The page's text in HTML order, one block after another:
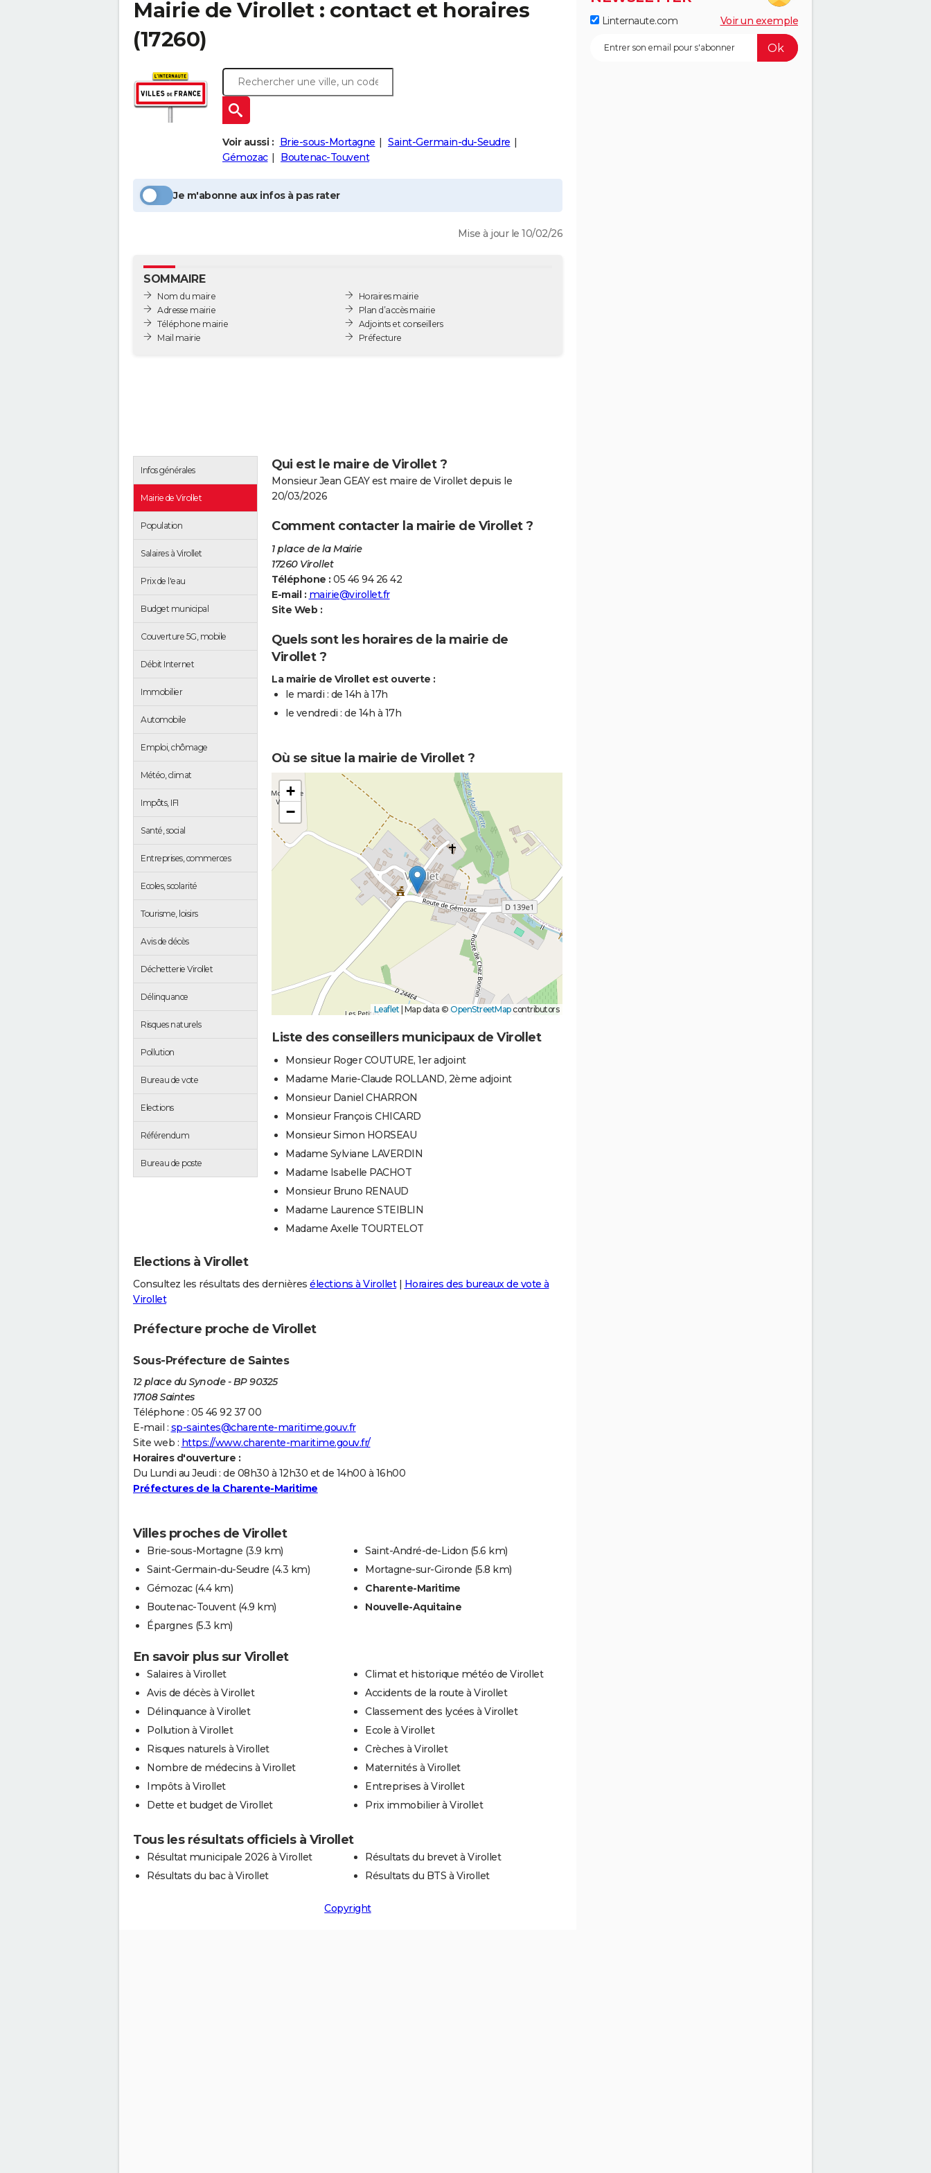
Mairie de Virollet: contact et horaires
(17260)
Voir aussi : Brie-sous-Mortagne
Saint-Germain-du-Seudre
Gémozac
Boutenac-Touvent
Je m'abonne aux infos à pas rater
Mise à jour le 10/02/26
SOMMAIRE
Nom du maire
Adresse mairie
Téléphone mairie
Mail mairie
Horaires mairie
Plan d’accès mairie
Adjoints et conseillers
Préfecture
Infos générales
Mairie de Virollet
Population
Salaires à Virollet
Prix de l'eau
Budget municipal
Couverture 5G, mobile
Débit Internet
Immobilier
Automobile
Emploi, chômage
Météo, climat
Impôts, IFI
Santé, social
Entreprises, commerces
Ecoles, scolarité
Tourisme, loisirs
Avis de décès
Déchetterie Virollet
Délinquance
Risques naturels
Pollution
Bureau de vote
Elections
Référendum
Bureau de poste
Qui est le maire de Virollet ?
Monsieur Jean GEAY est maire de Virollet depuis le
20/03/2026
Comment contacter la mairie de Virollet ?
1 place de la Mairie
17260 Virollet
Téléphone : 05 46 94 26 42
E-mail : mairie@virollet.fr
Site Web :
Quels sont les horaires de la mairie de
Virollet ?
La mairie de Virollet est ouverte :
le mardi : de 14h à 17h
le vendredi : de 14h à 17h
Où se situe la mairie de Virollet ?
+
−
Leaflet Map data © OpenStreetMapcontributors
Liste des conseillers municipaux de Virollet
Monsieur Roger COUTURE, 1er adjoint
Madame Marie-Claude ROLLAND, 2ème adjoint
Monsieur Daniel CHARRON
Monsieur François CHICARD
Monsieur Simon HORSEAU
Madame Sylviane LAVERDIN
Madame Isabelle PACHOT
Monsieur Bruno RENAUD
Madame Laurence STEIBLIN
Madame Axelle TOURTELOT
Elections à Virollet
Consultez les résultats des dernières élections à Virollet| Horaires des bureaux de vote à
Virollet
Préfecture proche de Virollet
Sous-Préfecture de Saintes
12 place du Synode - BP 90325
17108 Saintes
Téléphone : 05 46 92 37 00
E-mail : sp-saintes@charente-maritime.gouv.fr
Site web : https://www.charente-maritime.gouv.fr/
Horaires d'ouverture :
Du Lundi au Jeudi : de 08h30 à 12h30 et de 14h00 à 16h00
Préfectures de la Charente-Maritime
Villes proches de Virollet
Brie-sous-Mortagne (3.9 km)
Saint-Germain-du-Seudre (4.3 km)
Gémozac (4.4 km)
Boutenac-Touvent (4.9 km)
Épargnes (5.3 km)
Saint-André-de-Lidon (5.6 km)
Mortagne-sur-Gironde (5.8 km)
Charente-Maritime
Nouvelle-Aquitaine
En savoir plus sur Virollet
Salaires à Virollet
Avis de décès à Virollet
Délinquance à Virollet
Pollution à Virollet
Risques naturels à Virollet
Nombre de médecins à Virollet
Impôts à Virollet
Dette et budget de Virollet
Climat et historique météo de Virollet
Accidents de la route à Virollet
Classement des lycées à Virollet
Ecole à Virollet
Crèches à Virollet
Maternités à Virollet
Entreprises à Virollet
Prix immobilier à Virollet
Tous les résultats officiels à Virollet
Résultat municipale 2026 à Virollet
Résultats du bac à Virollet
Résultats du brevet à Virollet
Résultats du BTS à Virollet
Copyright
Linternaute.com Voir un exemple